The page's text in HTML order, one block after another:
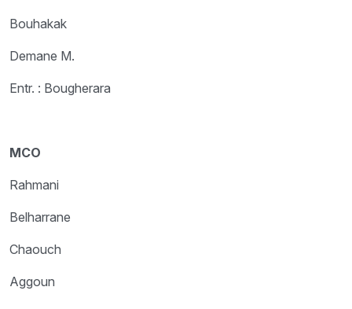
Bouhakak
Demane M.
Entr. : Bougherara
MCO
Rahmani
Belharrane
Chaouch
Aggoun